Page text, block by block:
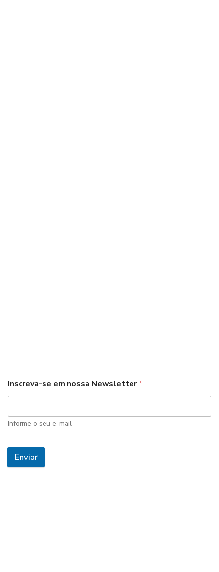
Inscreva-se em nossa Newsletter*
Informe o seu e-mail
Enviar